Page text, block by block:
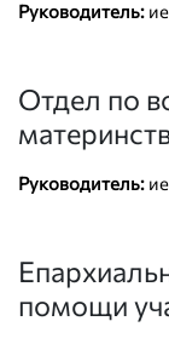
Руководитель:
Отдел по
Руководитель:
помощи